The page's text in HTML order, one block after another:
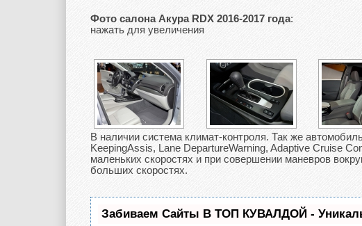
Фото салона Акура RDX 2016-2017 года:
нажать для увеличения
В наличии система климат-контроля. Так же
KeepingAssis, Lane DepartureWarning, Adaptive Cruise
маленьких скоростях и при совершении маневров
больших скоростях.
Забиваем Сайты В ТОП КУВАЛДОЙ -